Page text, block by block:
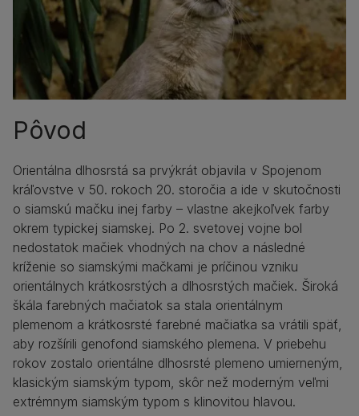
Pôvod
Orientálna dlhosrstá sa prvýkrát objavila v Spojenom
kráľovstve v 50. rokoch 20. storočia a ide v skutočnosti
o siamskú mačku inej farby – vlastne akejkoľvek farby
okrem typickej siamskej. Po 2. svetovej vojne bol
nedostatok mačiek vhodných na chov a následné
kríženie so siamskými mačkami je príčinou vzniku
orientálnych krátkosrstých a dlhosrstých mačiek. Široká
škála farebných mačiatok sa stala orientálnym
plemenom a krátkosrsté farebné mačiatka sa vrátili späť,
aby rozšírili genofond siamského plemena. V priebehu
rokov zostalo orientálne dlhosrsté plemeno umierneným,
klasickým siamským typom, skôr než moderným veľmi
extrémnym siamským typom s klinovitou hlavou.